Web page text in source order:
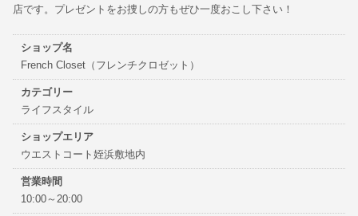
店です。プレゼントをお捜しの方もぜひ一度おこし下さい！
ショップ名
French Closet（フレンチクロゼット）
カテゴリー
ライフスタイル
ショップエリア
ウエストコート姪浜敷地内
営業時間
10:00～20:00